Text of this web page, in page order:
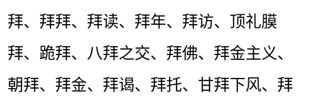
拜、拜拜、拜读、拜年、拜访、顶礼膜
拜、跪拜、八拜之交、拜佛、拜金主义、
朝拜、拜金、拜谒、拜托、甘拜下风、拜